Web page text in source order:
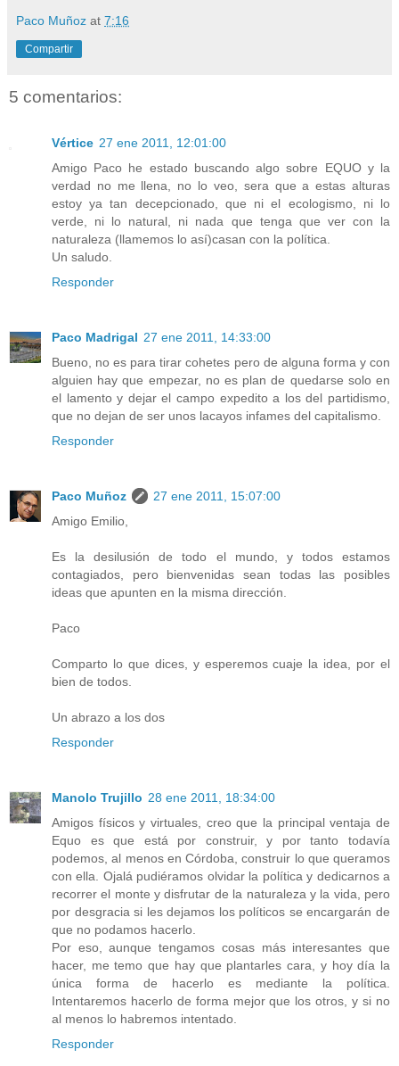
Paco Muñoz at 7:16
Compartir
5 comentarios:
Vértice 27 ene 2011, 12:01:00
Amigo Paco he estado buscando algo sobre EQUO y la
verdad no me llena, no lo veo, sera que a estas alturas
estoy ya tan decepcionado, que ni el ecologismo, ni lo
verde, ni lo natural, ni nada que tenga que ver con la
naturaleza (llamemos lo así)casan con la política.
Un saludo.
Responder
Paco Madrigal 27 ene 2011, 14:33:00
Bueno, no es para tirar cohetes pero de alguna forma y con
alguien hay que empezar, no es plan de quedarse solo en
el lamento y dejar el campo expedito a los del partidismo,
que no dejan de ser unos lacayos infames del capitalismo.
Responder
Paco Muñoz
27 ene 2011, 15:07:00
Amigo Emilio,
Es la desilusión de todo el mundo, y todos estamos
contagiados, pero bienvenidas sean todas las posibles
ideas que apunten en la misma dirección.
Paco
Comparto lo que dices, y esperemos cuaje la idea, por el
bien de todos.
Un abrazo a los dos
Responder
Manolo Trujillo 28 ene 2011, 18:34:00
Amigos físicos y virtuales, creo que la principal ventaja de
Equo es que está por construir, y por tanto todavía
podemos, al menos en Córdoba, construir lo que queramos
con ella. Ojalá pudiéramos olvidar la política y dedicarnos a
recorrer el monte y disfrutar de la naturaleza y la vida, pero
por desgracia si les dejamos los políticos se encargarán de
que no podamos hacerlo.
Por eso, aunque tengamos cosas más interesantes que
hacer, me temo que hay que plantarles cara, y hoy día la
única forma de hacerlo es mediante la política.
Intentaremos hacerlo de forma mejor que los otros, y si no
al menos lo habremos intentado.
Responder